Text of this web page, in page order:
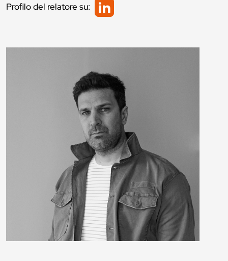
Profilo del relatore su: